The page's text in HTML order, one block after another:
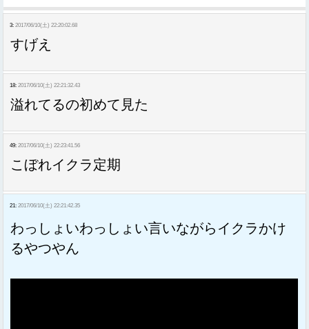
3: 2017/06/10(土) 22:20:02.68
すげえ
18: 2017/06/10(土) 22:21:32.43
溢れてるの初めて見た
49: 2017/06/10(土) 22:23:41.56
こぼれイクラ定期
21: 2017/06/10(土) 22:21:42.35
わっしょいわっしょい言いながらイクラかけ
るやつやん